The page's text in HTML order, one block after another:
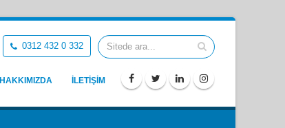
0312 432 0 332
HAKKIMIZDA İLETİŞİM